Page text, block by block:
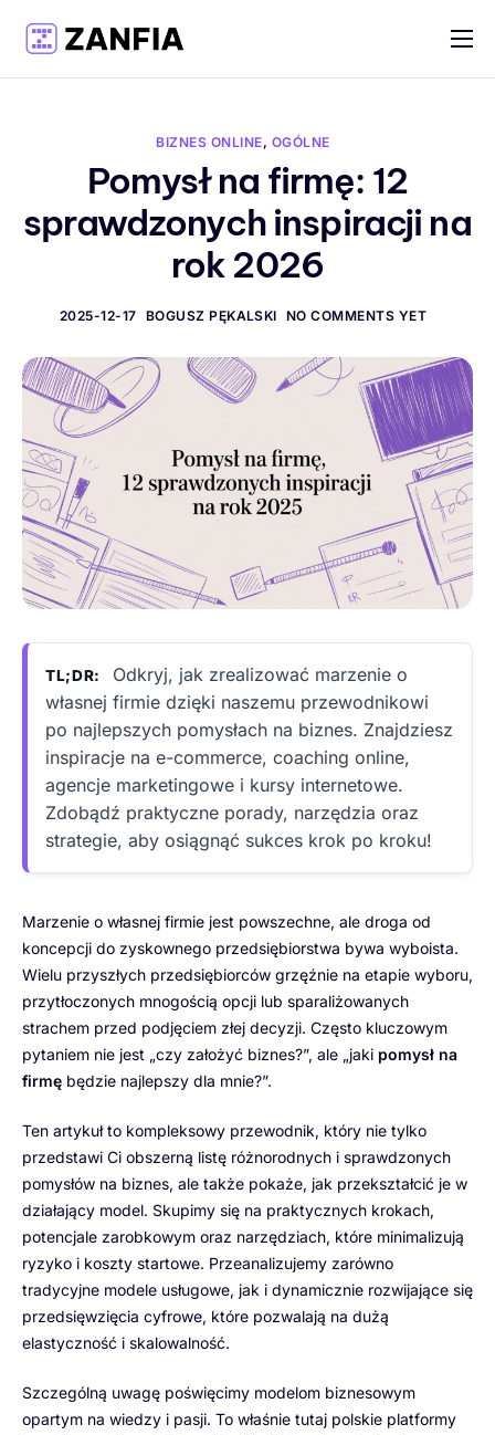
Funkcje
Cennik
Logowanie
Polski
BIZNES ONLINE, OGÓLNE
Pomysł na firmę: 12
sprawdzonych inspiracji na
rok 2026
2025-12-17 BOGUSZ PĘKALSKI NO COMMENTS YET
TL;DR:
Odkryj, jak zrealizować marzenie o
własnej firmie dzięki naszemu przewodnikowi
po najlepszych pomysłach na biznes. Znajdziesz
inspiracje na e-commerce, coaching online,
agencje marketingowe i kursy internetowe.
Zdobądź praktyczne porady, narzędzia oraz
strategie, aby osiągnąć sukces krok po kroku!
Marzenie o własnej firmie jest powszechne, ale droga od
koncepcji do zyskownego przedsiębiorstwa bywa wyboista.
Wielu przyszłych przedsiębiorców grzęźnie na etapie wyboru,
przytłoczonych mnogością opcji lub sparaliżowanych
strachem przed podjęciem złej decyzji. Często kluczowym
pytaniem nie jest „czy założyć biznes?”, ale „jaki pomysł na
firmę będzie najlepszy dla mnie?”.
Ten artykuł to kompleksowy przewodnik, który nie tylko
przedstawi Ci obszerną listę różnorodnych i sprawdzonych
pomysłów na biznes, ale także pokaże, jak przekształcić je w
działający model. Skupimy się na praktycznych krokach,
potencjale zarobkowym oraz narzędziach, które minimalizują
ryzyko i koszty startowe. Przeanalizujemy zarówno
tradycyjne modele usługowe, jak i dynamicznie rozwijające się
przedsięwzięcia cyfrowe, które pozwalają na dużą
elastyczność i skalowalność.
Szczególną uwagę poświęcimy modelom biznesowym
opartym na wiedzy i pasji. To właśnie tutaj polskie platformy